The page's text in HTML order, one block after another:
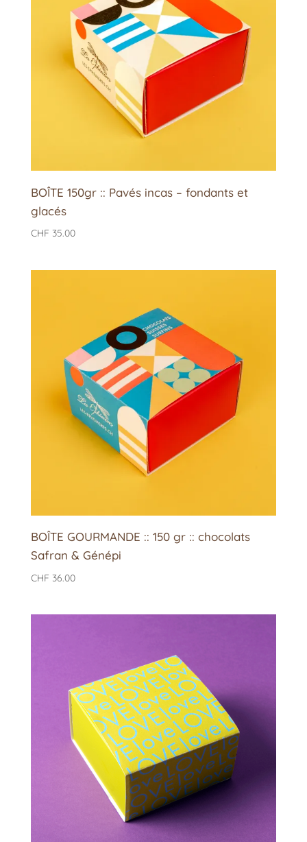
BOÎTE 150gr :: Pavés incas – fondants et
glacés
CHF 35.00
BOÎTE GOURMANDE :: 150 gr :: chocolats
Safran & Génépi
CHF 36.00